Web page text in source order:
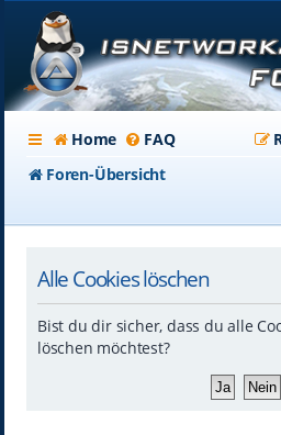
Home FAQ
Foren-Übersicht
Alle Cookies löschen
Bist du dir sicher, dass du alle
löschen möchtest?